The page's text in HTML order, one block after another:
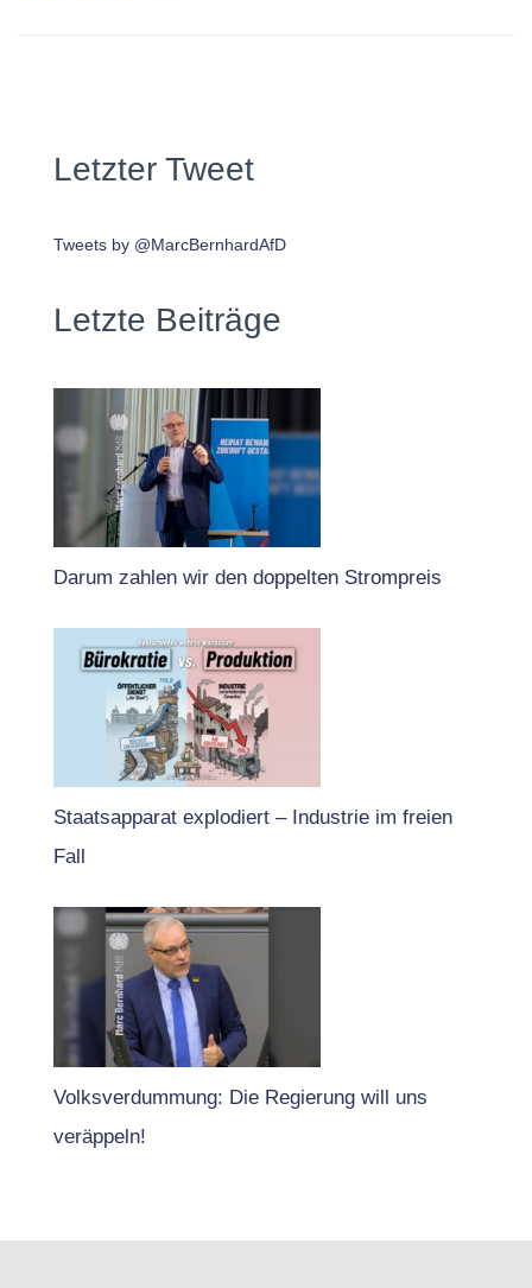
Letzter Tweet
Tweets by @MarcBernhardAfD
Letzte Beiträge
Darum zahlen wir den doppelten Strompreis
Staatsapparat explodiert – Industrie im freien
Fall
Volksverdummung: Die Regierung will uns
veräppeln!